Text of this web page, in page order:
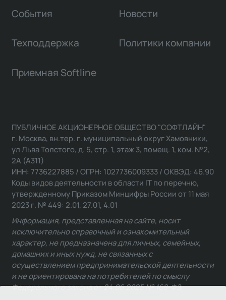
События Новости
Техподдержка Политики компании
Приемная Softline
ПУБЛИЧНОЕ АКЦИОНЕРНОЕ ОБЩЕСТВО "СОФТЛАЙН"
г. Москва, вн.тер. г. муниципальный округ Хамовники,
ул Льва Толстого, д. 5, стр. 1, этаж 3, помещ. 1, ком. №2,
2А (А311)
ИНН: 7736227885 / ОГРН: 1027736009333 / ОКВЭД: 46.90
Коды видов деятельности в области IT по перечню,
утвержденному Приказом Минцифры России от 11 мая
2023 г. № 449: 2.01, 27.01, 4.01
Информация, представленная на сайте, носит
исключительно справочный и ознакомительный
характер, не предназначена для личных, семейных,
домашних и иных нужд, не связанных с
осуществлением предпринимательской деятельности
и не ориентирована на потребителей по смыслу
Федерального закона от 24.06.2025 № 168-ФЗ.